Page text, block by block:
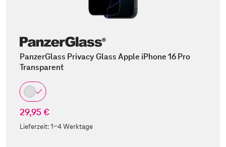
PanzerGlass Privacy Glass Apple iPhone 16 Pro
Transparent
29,95 €
Lieferzeit:1-4 Werktage